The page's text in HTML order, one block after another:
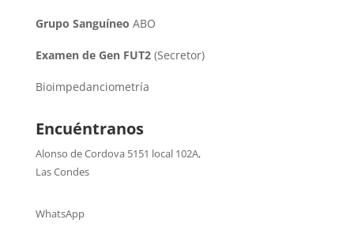
Grupo Sanguíneo ABO
Examen de Gen FUT2(Secretor)
Bioimpedanciometría
Encuéntranos
Alonso de Cordova 5151 local 102A,
Las Condes
WhatsApp